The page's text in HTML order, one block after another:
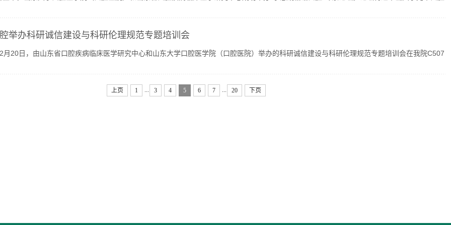
举办科研诚信建设与科研伦理规范专题培训会
月20日，由山东省口腔疾病临床医学研究中心和山东大学口腔医学院（口腔医院）举办的科研诚信建设与科研伦理规范专题培训会在我院C507
上页 1 3 4 5 6 7 20 下页